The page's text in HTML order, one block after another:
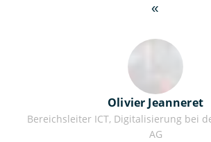
Olivier Jeanneret
Bereichsleiter ICT, Digitalisierung bei
AG